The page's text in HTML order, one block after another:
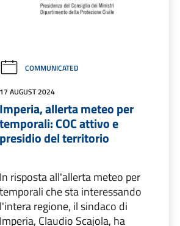
COMMUNICATED
AUGUST 2024
allerta meteo per
COC attivo e
del territorio
risposta all'allerta meteo per
che sta interessando
regione, il sindaco di
Claudio Scajola, ha